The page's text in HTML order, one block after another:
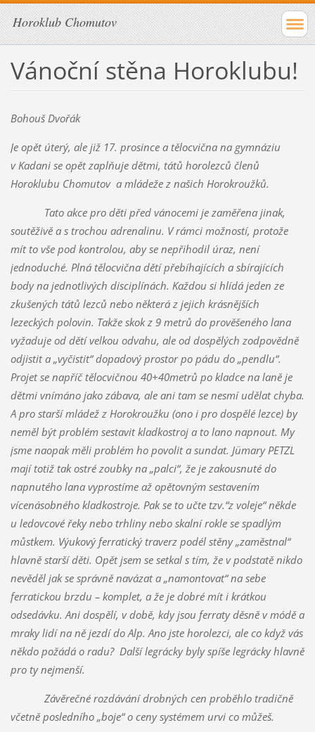
Horoklub Chomutov
Vánoční stěna Horoklubu!
Bohouš Dvořák
Je opět úterý, ale již 17. prosince a tělocvična na gymnáziu
v Kadani se opět zaplňuje dětmi, tátů horolezců členů
Horoklubu Chomutov a mládeže z našich Horokroužků.
Tato akce pro děti před vánocemi je zaměřena jinak,
soutěživě a s trochou adrenalinu. V rámci možností, protože
mít to vše pod kontrolou, aby se nepřihodil úraz, není
jednoduché. Plná tělocvična dětí přebíhajících a sbírajících
body na jednotlivých disciplínách. Každou si hlídá jeden ze
zkušených tátů lezců nebo některá z jejich krásnějších
lezeckých polovin. Takže skok z 9 metrů do prověšeného lana
vyžaduje od dětí velkou odvahu, ale od dospělých zodpovědně
odjistit a „vyčistit“ dopadový prostor po pádu do „pendlu“.
Projet se napříč tělocvičnou 40+40metrů po kladce na laně je
dětmi vnímáno jako zábava, ale ani tam se nesmí udělat chyba.
A pro starší mládež z Horokroužku (ono i pro dospělé lezce) by
neměl být problém sestavit kladkostroj a to lano napnout. My
jsme naopak měli problém ho povolit a sundat. Jümary PETZL
mají totiž tak ostré zoubky na „palci“, že je zakousnuté do
napnutého lana vyprostíme až opětovným sestavením
vícenásobného kladkostroje. Pak se to učte tzv.“z voleje“ někde
u ledovcové řeky nebo trhliny nebo skalní rokle se spadlým
můstkem. Výukový ferratický traverz podél stěny „zaměstnal“
hlavně starší děti. Opět jsem se setkal s tím, že v podstatě nikdo
nevěděl jak se správně navázat a „namontovat“ na sebe
ferratickou brzdu – komplet, a že je dobré mít i krátkou
odsedávku. Ani dospělí, v době, kdy jsou ferraty děsně v módě a
mraky lidí na ně jezdí do Alp. Ano jste horolezci, ale co když vás
někdo požádá o radu? Další legrácky byly spíše legrácky hlavně
pro ty nejmenší.
Závěrečné rozdávání drobných cen proběhlo tradičně
včetně posledního „boje“ o ceny systémem urvi co můžeš.